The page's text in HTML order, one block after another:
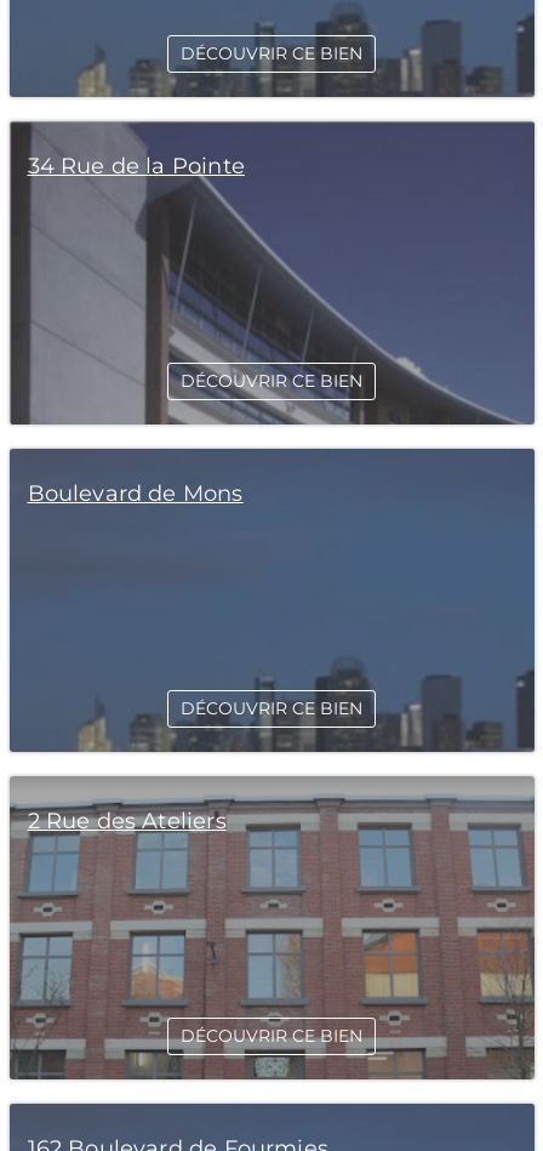
DÉCOUVRIR CE BIEN
34 Rue de la Pointe
DÉCOUVRIR CE BIEN
Boulevard de Mons
DÉCOUVRIR CE BIEN
2 Rue des Ateliers
DÉCOUVRIR CE BIEN